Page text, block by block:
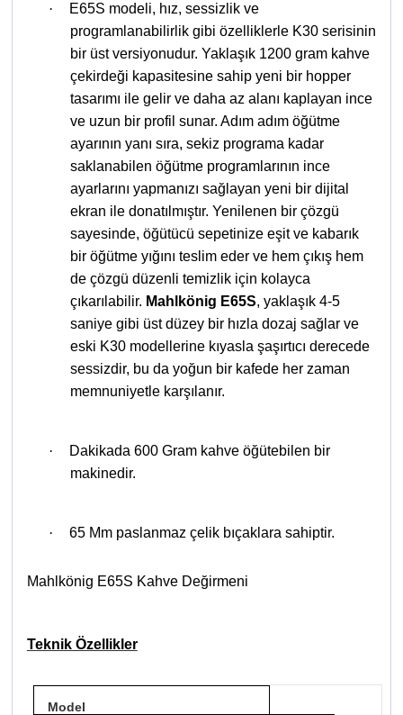
·
E65S modeli, hız, sessizlik ve
programlanabilirlik gibi özelliklerle K30 serisinin
bir üst versiyonudur. Yaklaşık 1200 gram kahve
çekirdeği kapasitesine sahip yeni bir hopper
tasarımı ile gelir ve daha az alanı kaplayan ince
ve uzun bir profil sunar. Adım adım öğütme
ayarının yanı sıra, sekiz programa kadar
saklanabilen öğütme programlarının ince
ayarlarını yapmanızı sağlayan yeni bir dijital
ekran ile donatılmıştır. Yenilenen bir çözgü
sayesinde, öğütücü sepetinize eşit ve kabarık
bir öğütme yığını teslim eder ve hem çıkış hem
de çözgü düzenli temizlik için kolayca
çıkarılabilir. Mahlkönig E65S, yaklaşık 4-5
saniye gibi üst düzey bir hızla dozaj sağlar ve
eski K30 modellerine kıyasla şaşırtıcı derecede
sessizdir, bu da yoğun bir kafede her zaman
memnuniyetle karşılanır.
·
Dakikada 600 Gram kahve öğütebilen bir
makinedir.
· 65 Mm paslanmaz çelik bıçaklara sahiptir.
Mahlkönig E65S Kahve Değirmeni
Teknik Özellikler
Model